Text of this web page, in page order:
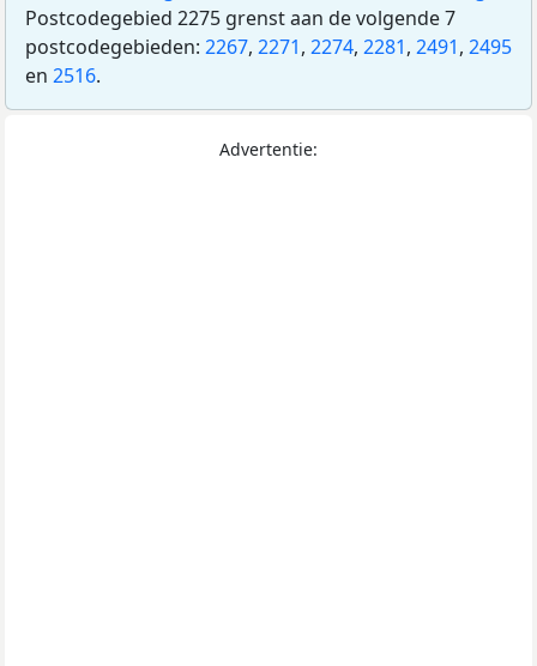
Postcodegebied 2275 grenst aan de volgende 7
postcodegebieden: 2267, 2271, 2274, 2281, 2491, 2495
en 2516.
Advertentie: